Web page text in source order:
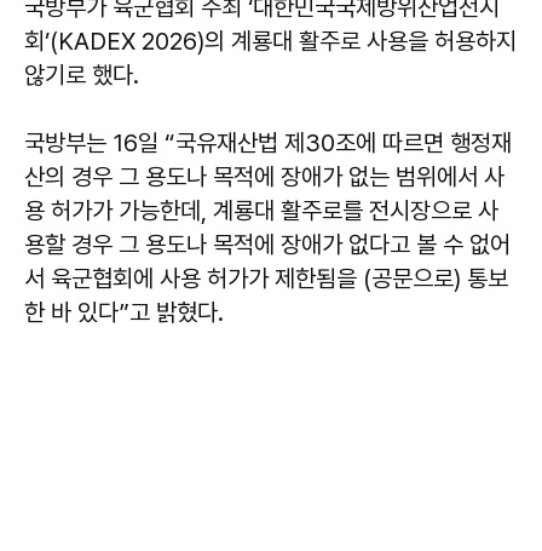
국방부가 육군협회 주최 ‘대한민국국제방위산업전시
회’(KADEX 2026)의 계룡대 활주로 사용을 허용하지
않기로 했다.
국방부는 16일 “국유재산법 제30조에 따르면 행정재
산의 경우 그 용도나 목적에 장애가 없는 범위에서 사
용 허가가 가능한데, 계룡대 활주로를 전시장으로 사
용할 경우 그 용도나 목적에 장애가 없다고 볼 수 없어
서 육군협회에 사용 허가가 제한됨을 (공문으로) 통보
한 바 있다”고 밝혔다.